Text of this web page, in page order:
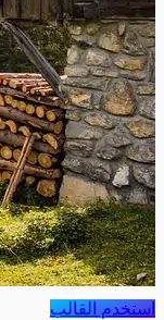
استخدم القالب